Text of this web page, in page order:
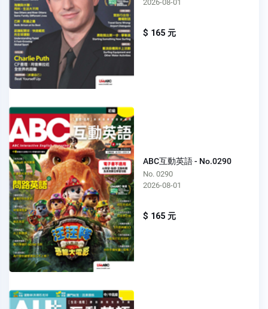
2026-08-01
$ 165 元
ABC互動英語 - No.0290
No. 0290
2026-08-01
$ 165 元